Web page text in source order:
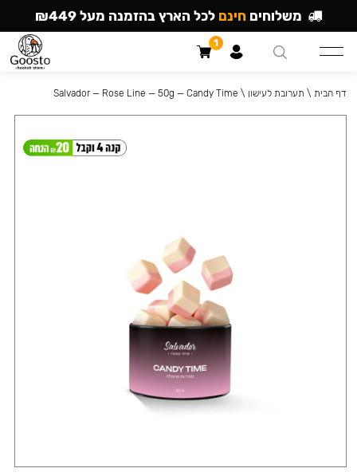
דף הבית \ תערובת לעישון \
Salvador — Rose Line — 50g — Candy Time
משלוחים חינם לכל הארץ בהזמנה מעל ₪449
1